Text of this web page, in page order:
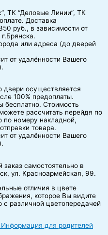
ТК “Деловые Линии”, ТК
Доставка
руб., в зависимости от
или адреса (до дверей
от удалённости Вашего
двери осуществляется
100% предоплаты.
бесплатно. Стоимость
рассчитать перейдя по
по номеру накладной,
товара.
от удалённости Вашего
самостоятельно в
ул. Красноармейская, 99.
отличия в цвете
которое Вы видите
с различной цветопередачей